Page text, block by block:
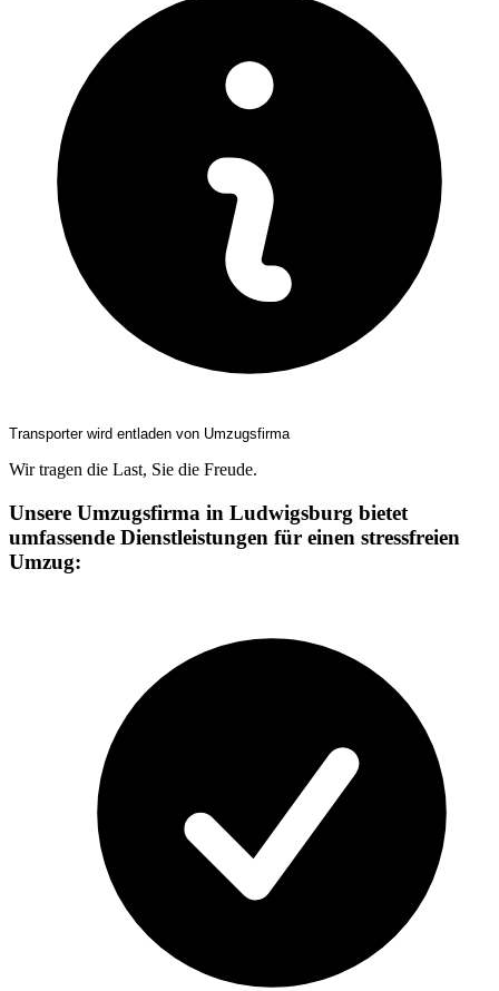
Transporter wird entladen von Umzugsfirma
Wir tragen die Last, Sie die Freude.
Unsere Umzugsfirma in Ludwigsburg bietet
umfassende Dienstleistungen für einen stressfreien
Umzug: